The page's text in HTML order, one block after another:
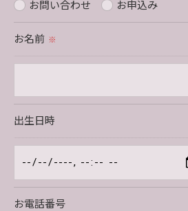
情報を外部に委託する場合があり
とり、適切な監督を行います。
＜個人情報の安全管理＞
当社では、個人情報の漏洩等がな
安全管理対策を実施します。
お問い合わせ お申込み
お名前 ※
出生日時
お電話番号